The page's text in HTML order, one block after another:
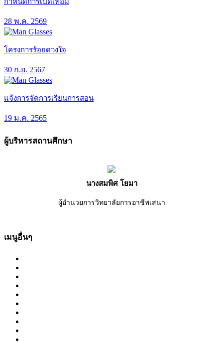
28 พ.ค. 2569
โครงการร้อยดวงใจ
30 ก.ย. 2567
แจ้งการจัดการเรียนการสอน
19 ม.ค. 2565
ผู้บริหารสถานศึกษา
นางสมพิศ โยมา
ผู้อำนวยการวิทยาลัยการอาชีพเสนา
เมนูอื่นๆ